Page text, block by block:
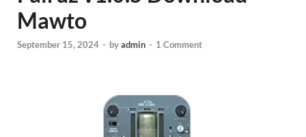
Mawto
September 15, 2024 - byadmin - 1 Comment